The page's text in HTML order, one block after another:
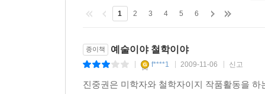
― 이 책의 특징 1
예술의 최전선》 등은 어렵고 난해한 세계로 인
독자들의 호평을 받았다. 신간 《교수대 위의 까
이 책의 가장 큰 특징은 진중권 자신의 내면 세
1 2 3 4 5 6
종이책 예술이야 철학이야
f****1 2009-11-06 신고
진중권은 미학자와 철학자이지 작품활동을